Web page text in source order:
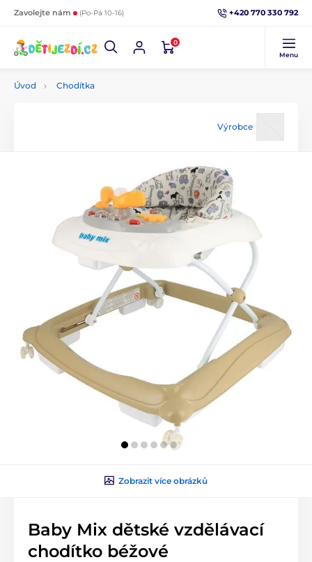
Zavolejte nám (Po-Pá 10-16) +420 770 330 792
0
Menu
Úvod Chodítka
Výrobce
Zobrazit více obrázků
Baby Mix dětské vzdělávací
chodítko béžové